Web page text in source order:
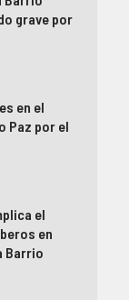
grave por
en el
Paz por el
el
en
Barrio